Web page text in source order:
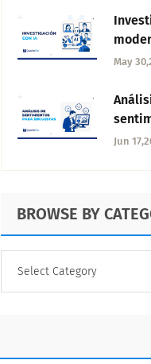
cómo
qué
May
Jun
BROWSE BY
CATEGORY